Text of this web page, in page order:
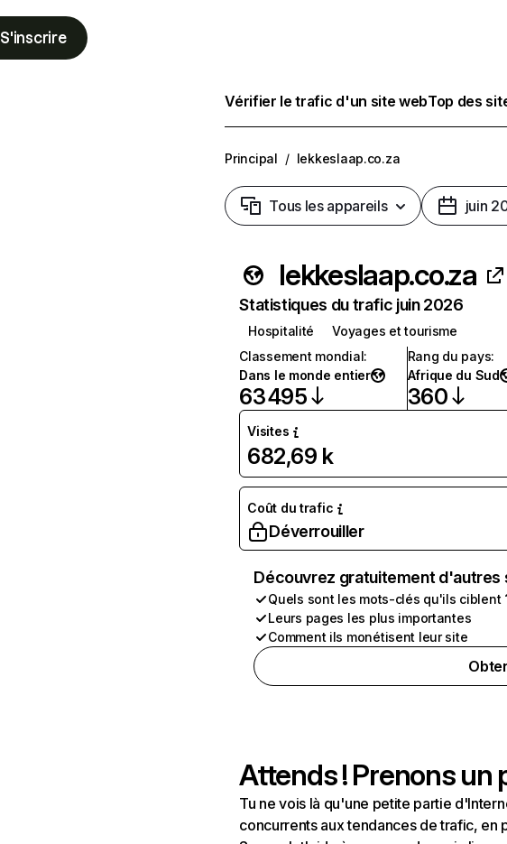
S'inscrire
Vérifier le trafic d'un site webTop des
Principal / lekkeslaap.co.za
Tous les appareils juin
lekkeslaap.co.za
Statistiques du trafic juin 2026
Hospitalité
Voyages et tourisme
Classement mondial:
Dans le monde entier
63 495
Rang du pays:
Afrique du Sud
360
Visites
682,69 k
Coût du trafic
Déverrouiller
Découvrez gratuitement
Quels sont les mots-clés qu'ils ciblent
Leurs pages les plus importantes
Comment ils monétisent leur site
Attends ! Prenons un
Tu ne vois là qu'une petite partie
concurrents aux tendances de trafic, en